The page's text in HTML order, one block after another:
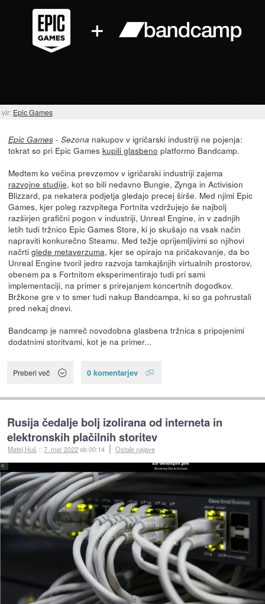
vir: Epic Games
Epic Games- Sezona nakupov v igričarski industriji ne pojenja:
tokrat so pri Epic Games kupili glasbeno platformo Bandcamp.
Medtem ko večina prevzemov v igričarski industriji zajema
razvojne studije, kot so bili nedavno Bungie, Zynga in Activision
Blizzard, pa nekatera podjetja gledajo precej širše. Med njimi Epic
Games, kjer poleg razvpitega Fortnita vzdržujejo še najbolj
razširjen grafični pogon v industriji, Unreal Engine, in v zadnjih
letih tudi tržnico Epic Games Store, ki jo skušajo na vsak način
napraviti konkurečno Steamu. Med težje oprijemljivimi so njihovi
načrti glede metaverzuma, kjer se opirajo na pričakovanje, da bo
Unreal Engine tvoril jedro razvoja tamkajšnjih virtualnih prostorov,
obenem pa s Fortnitom eksperimentirajo tudi pri sami
implementaciji, na primer s prirejanjem koncertnih dogodkov.
Bržkone gre v to smer tudi nakup Bandcampa, ki so ga pohrustali
pred nekaj dnevi.
Bandcamp je namreč novodobna glasbena tržnica s pripojenimi
dodatnimi storitvami, kot je na primer...
Preberi več 0 komentarjev
Rusija čedalje bolj izolirana od interneta in
elektronskih plačilnih storitev
Matej Huš ::7. mar 2022ob 00:14 Ostale najave